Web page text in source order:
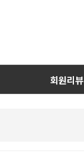
회원리뷰